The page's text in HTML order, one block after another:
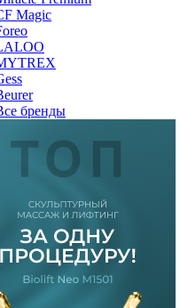
Magic
бренды